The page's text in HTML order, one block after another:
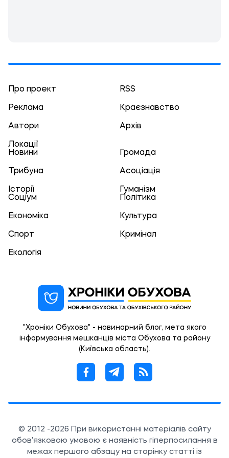
Про проект RSS
Реклама Краєзнавство
Автори Архів
Локації
Новини
Громада
Трибуна Асоціація
Історії
Гуманізм
Соціум
Політика
Економіка Культура
Спорт Кримінал
Екологія
"Хроніки Обухова" - новинарний блог, мета якого
інформування мешканців міста Обухова та району
(Київська область).
© 2012 -2026 При використанні матеріалів сайту
обов'язковою умовою є наявність гіперпосилання в
межах першого абзацу на сторінку статті із